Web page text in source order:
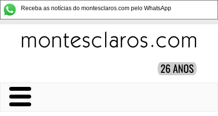
Receba as notícias do montesclaros.com pelo WhatsApp